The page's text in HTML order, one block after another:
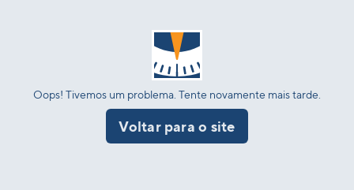
Oops! Tivemos um problema. Tente novamente mais tarde.
Voltar para o site